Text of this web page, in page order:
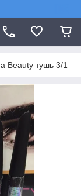
Beauty тушь 3/1